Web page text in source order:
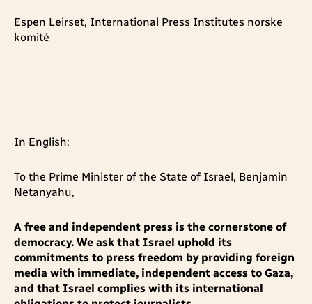
Espen Leirset, International Press Institutes norske
komité
In English:
To the Prime Minister of the State of Israel, Benjamin
Netanyahu,
A free and independent press is the cornerstone of
democracy. We ask that Israel uphold its
commitments to press freedom by providing foreign
media with immediate, independent access to Gaza,
and that Israel complies with its international